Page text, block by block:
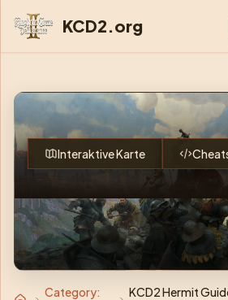
KCD2.org
Interaktive Karte
Category:
KCD2 Hermit